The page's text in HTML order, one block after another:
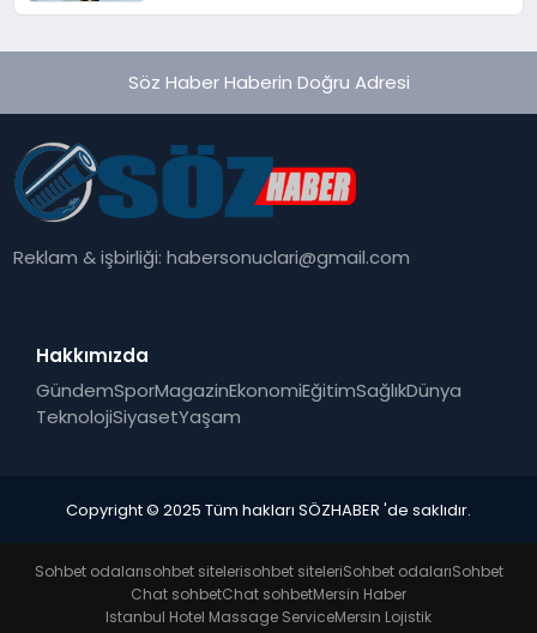
Söz Haber Haberin Doğru Adresi
Reklam & işbirliği:habersonuclari@gmail.com
Hakkımızda
GündemSporMagazinEkonomiEğitimSağlıkDünya
TeknolojiSiyasetYaşam
Copyright © 2025 Tüm hakları SÖZHABER 'de saklıdır.
Sohbet odalarısohbet sitelerisohbet siteleriSohbet odalarıSohbet
Chat sohbetChat sohbetMersin Haber
Istanbul Hotel Massage ServiceMersin Lojistik